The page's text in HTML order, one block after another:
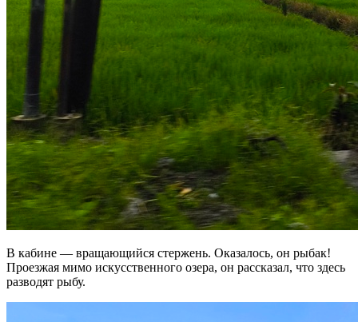
В кабине — вращающийся стержень. Оказалось, он рыбак!
Проезжая мимо искусственного озера, он рассказал, что здесь
разводят рыбу.